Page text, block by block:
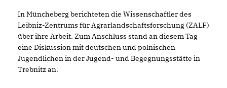
In Müncheberg berichteten die Wissenschaftler des
Leibniz-Zentrums für Agrarlandschaftsforschung (ZALF)
über ihre Arbeit. Zum Anschluss stand an diesem Tag
eine Diskussion mit deutschen und polnischen
Jugendlichen in der Jugend- und Begegnungsstätte in
Trebnitz an.